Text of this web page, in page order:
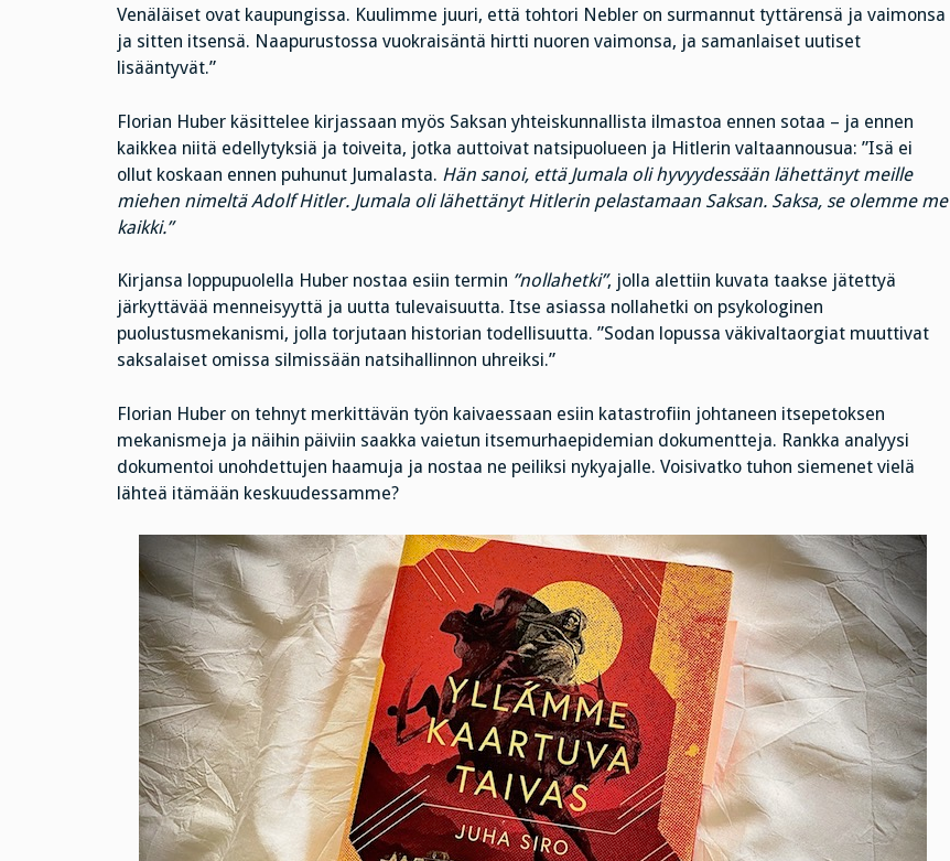
Venäläiset ovat kaupungissa. Kuulimme juuri, että tohtori Nebler on surmannut tyttärensä ja vaimonsa
ja sitten itsensä. Naapurustossa vuokraisäntä hirtti nuoren vaimonsa, ja samanlaiset uutiset
lisääntyvät.”
Florian Huber käsittelee kirjassaan myös Saksan yhteiskunnallista ilmastoa ennen sotaa – ja ennen
kaikkea niitä edellytyksiä ja toiveita, jotka auttoivat natsipuolueen ja Hitlerin valtaannousua: ”Isä ei
ollut koskaan ennen puhunut Jumalasta. Hän sanoi, että Jumala oli hyvyydessään lähettänyt meille
miehen nimeltä Adolf Hitler. Jumala oli lähettänyt Hitlerin pelastamaan Saksan. Saksa, se olemme me
kaikki.”
Kirjansa loppupuolella Huber nostaa esiin termin ”nollahetki”, jolla alettiin kuvata taakse jätettyä
järkyttävää menneisyyttä ja uutta tulevaisuutta. Itse asiassa nollahetki on psykologinen
puolustusmekanismi, jolla torjutaan historian todellisuutta. ”Sodan lopussa väkivaltaorgiat muuttivat
saksalaiset omissa silmissään natsihallinnon uhreiksi.”
Florian Huber on tehnyt merkittävän työn kaivaessaan esiin katastrofiin johtaneen itsepetoksen
mekanismeja ja näihin päiviin saakka vaietun itsemurhaepidemian dokumentteja. Rankka analyysi
dokumentoi unohdettujen haamuja ja nostaa ne peiliksi nykyajalle. Voisivatko tuhon siemenet vielä
lähteä itämään keskuudessamme?